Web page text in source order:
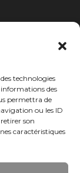
technologies
informations des
permettra de
ou les ID
son
caractéristiques